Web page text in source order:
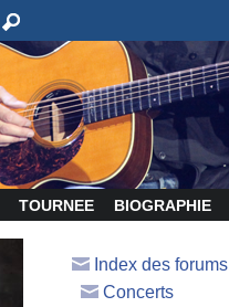
TOURNEE BIOGRAPHIE
Index des
Concerts